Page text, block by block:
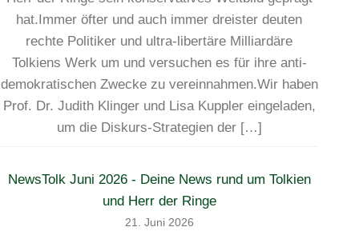
hat.Immer öfter und auch immer dreister deuten
rechte Politiker und ultra-libertäre Milliardäre
Tolkiens Werk um und versuchen es für ihre anti-
demokratischen Zwecke zu vereinnahmen.Wir haben
Prof. Dr. Judith Klinger und Lisa Kuppler eingeladen,
um die Diskurs-Strategien der […]
NewsTolk Juni 2026 - Deine News rund um Tolkien
und Herr der Ringe
21. Juni 2026